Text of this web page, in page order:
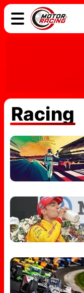
Racing